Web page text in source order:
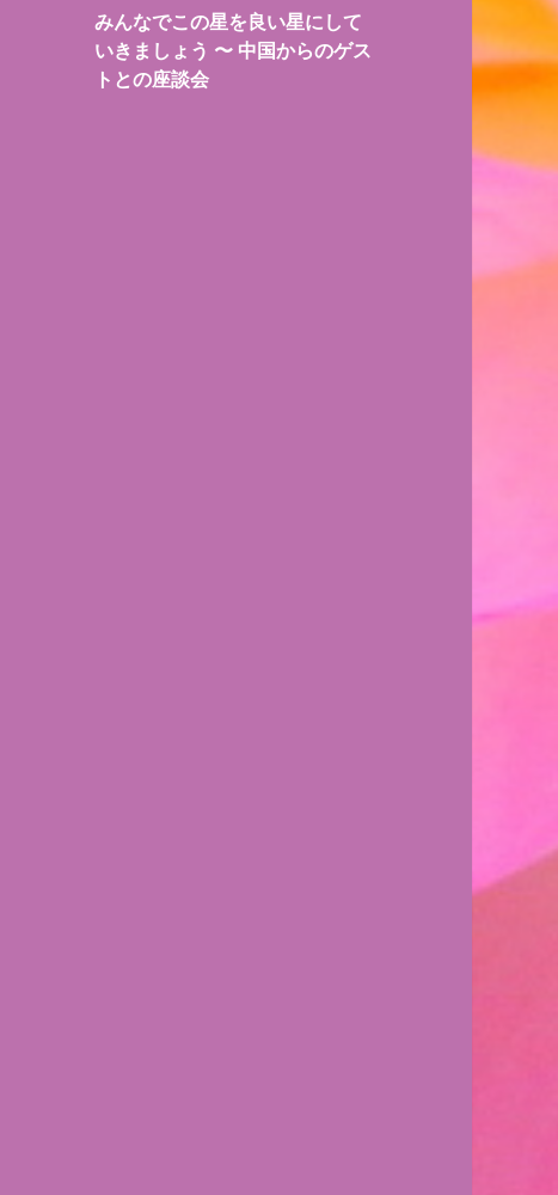
みんなでこの星を良い星にして
いきましょう 〜 中国からのゲス
トとの座談会